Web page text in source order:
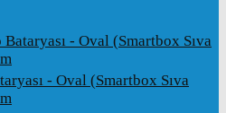
- Oval (Smartbox Sıva
- Oval (Smartbox Sıva